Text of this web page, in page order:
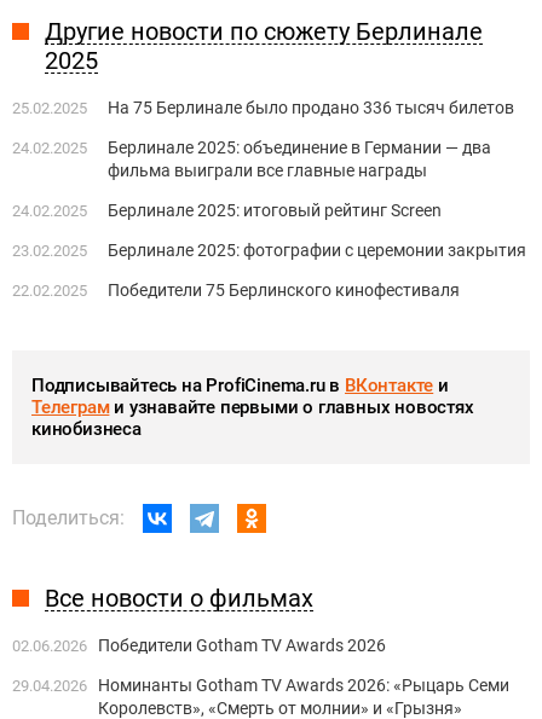
Другие новости по сюжету Берлинале
2025
25.02.2025 На 75 Берлинале было продано 336 тысяч билетов
24.02.2025
Берлинале 2025: объединение в Германии — два
фильма выиграли все главные награды
24.02.2025 Берлинале 2025: итоговый рейтинг Screen
23.02.2025 Берлинале 2025: фотографии с церемонии закрытия
22.02.2025 Победители 75 Берлинского кинофестиваля
Подписывайтесь на ProfiCinema.ru в ВКонтакте и
Телеграми узнавайте первыми о главных новостях
кинобизнеса
Поделиться:
Все новости о фильмах
02.06.2026 Победители Gotham TV Awards 2026
29.04.2026
Номинанты Gotham TV Awards 2026: «Рыцарь Семи
Королевств», «Смерть от молнии» и «Грызня»